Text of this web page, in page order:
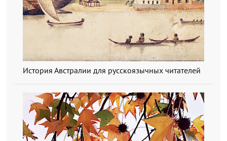
История Австралии для русскоязычных читателей